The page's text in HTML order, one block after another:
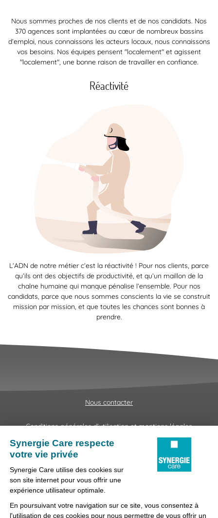
Nous sommes proches de nos clients et de nos candidats. Nos
370 agences sont implantées au cœur de nombreux bassins
d’emploi, nous connaissons les acteurs locaux, nous connaissons
vos besoins. Nos équipes pensent "localement" et agissent
"localement", une bonne raison de travailler en confiance.
Réactivité
L’ADN de notre métier c’est la réactivité ! Pour nos clients, parce
qu’ils ont des objectifs de productivité, et qu’un maillon de la
chaîne humaine qui manque pénalise l’ensemble. Pour nos
candidats, parce que nous sommes conscients la vie se construit
mission par mission, et que toutes les chances sont bonnes à
prendre.
Nous contacter
Conditions générales d'utilisation et mentions légales
Fraudes & Hameçonnages
Lanceur d'alertes